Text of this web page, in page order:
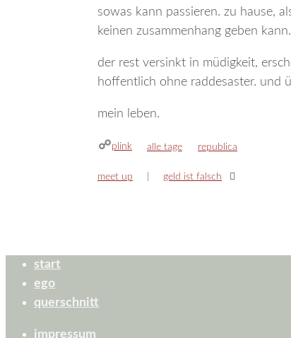
sowas kann passieren. zu hause,
keinen zusammenhang geben
der rest versinkt in müdigkeit,
hoffentlich ohne raddesaster. und
mein leben.
plink kategorien
alle tage schlagwörter
republica
meet up geld ist falsch
start
ego
querschnitt
impressum